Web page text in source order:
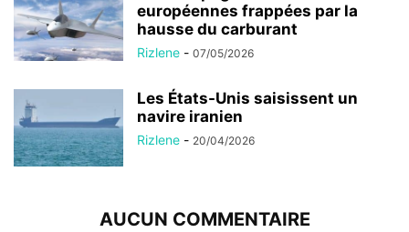
européennes frappées par la
hausse du carburant
Rizlene - 07/05/2026
Les États-Unis saisissent un
navire iranien
Rizlene - 20/04/2026
AUCUN COMMENTAIRE